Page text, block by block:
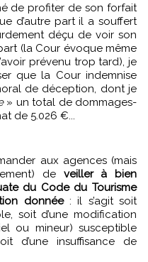
de profiter de son forfait
d’autre part il a souffert
déçu de voir son
(la Cour évoque même
prévenu trop tard), je
que la Cour indemnise
de déception, dont je
» un total de dommages-
de 5.026 €...
de veiller à bien
du Code du Tourisme
donnée: il s’agit soit
soit d’une modification
ou mineur) susceptible
d’une insuffisance de